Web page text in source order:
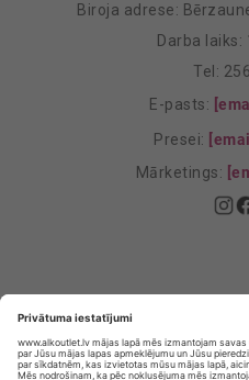
Biroja adrese:
Darba laiks:
Tel:
E-pasts:
Presei:
Mārketings:
E-veikala